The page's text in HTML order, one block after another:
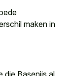
maken in